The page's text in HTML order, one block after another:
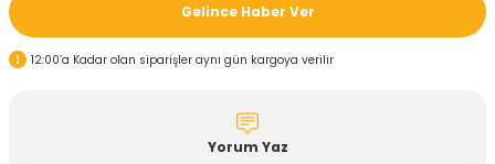
Gelince Haber Ver
12:00’a Kadar olan siparişler aynı gün kargoya verilir
Yorum Yaz